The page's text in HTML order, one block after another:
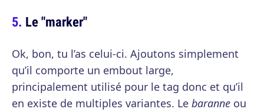
Le "marker"
Ok, bon, tu l’as celui-ci. Ajoutons simplement
qu’il comporte un embout large,
principalement utilisé pour le tag donc et qu’il
en existe de multiples variantes. Le baranne ou